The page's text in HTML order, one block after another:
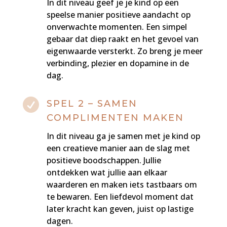
In dit niveau geef je je kind op een
speelse manier positieve aandacht op
onverwachte momenten. Een simpel
gebaar dat diep raakt en het gevoel van
eigenwaarde versterkt. Zo breng je meer
verbinding, plezier en dopamine in de
dag.

SPEL 2 – SAMEN
COMPLIMENTEN MAKEN
In dit niveau ga je samen met je kind op
een creatieve manier aan de slag met
positieve boodschappen. Jullie
ontdekken wat jullie aan elkaar
waarderen en maken iets tastbaars om
te bewaren. Een liefdevol moment dat
later kracht kan geven, juist op lastige
dagen.